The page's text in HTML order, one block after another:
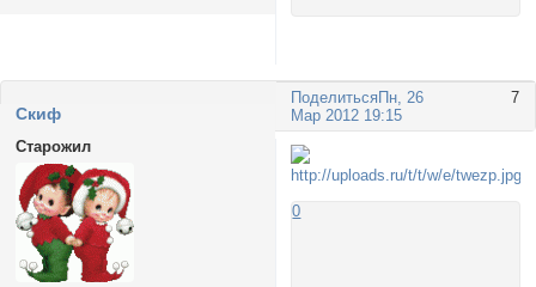
Поделиться 7
Пн, 26
Мар 2012 19:15
Cкиф
Старожил
0